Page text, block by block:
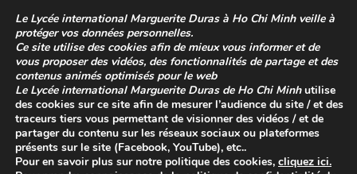
content
Le Lycée international Marguerite Duras à Ho Chi Minhveille à
protéger vos données personnelles.
Ce site utilise des cookies afin de mieux vous informer et de
vous proposer des vidéos, des fonctionnalités de partage et des
contenus animés optimisés pour le web
Le Lycée international Marguerite Duras de Ho Chi Minhutilise
des cookies sur ce site afin de mesurer l’audience du site / et des
traceurs tiers vous permettant de visionner des vidéos / et de
partager du contenu sur les réseaux sociaux ou plateformes
présents sur le site (Facebook, YouTube), etc..
Pour en savoir plus sur notre politique des cookies, cliquez ici.